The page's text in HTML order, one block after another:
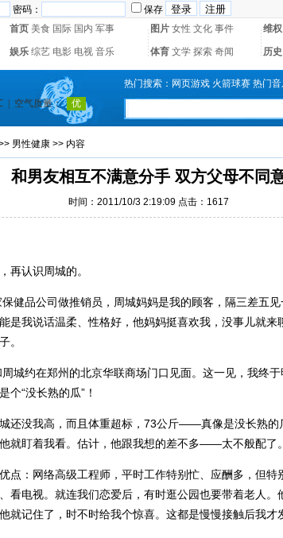
密码： 保存
首页 美食 国际 国内 军事 图片 女性 文化 事件 维权
娱乐 综艺 电影 电视 音乐 体育 文学 探索 奇闻 历史
热门搜索： 网页游戏 火箭球赛 热门
男性健康 >> 内容
和男友相互不满意分手 双方父母不同
时间：2011/10/3 2:19:09 点击：1617
再认识周城的。
健品公司做推销员，周城妈妈是我的顾客，隔三差五
是我说话温柔、性格好，他妈妈挺喜欢我，没事儿就来
。
城约在郑州的北京华联商场门口见面。这一见，我终
“没长熟的瓜”！
还没我高，而且体重超标，73公斤——真像是没长熟的
就盯着我看。估计，他跟我想的差不多——太不般配了。
点：网络高级工程师，平时工作特别忙、应酬多，但特
看电视。就连我们恋爱后，有时逛公园也要带着老人。
就记住了，时不时给我个惊喜。这都是慢慢接触后我才